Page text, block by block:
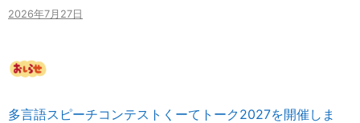
2026年7月27日
多言語スピーチコンテストくーてトーク2027を開催しま